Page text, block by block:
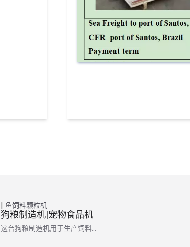
鱼饲料颗粒机
狗粮制造机|宠物食品机
这台狗粮制造机用于生产饲料…